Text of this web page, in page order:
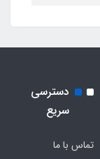
دسترسی
سریع
تماس با ما